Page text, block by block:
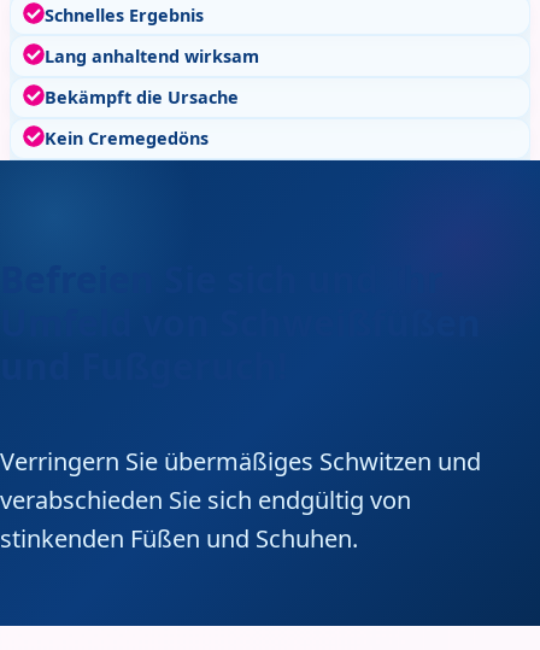
Schnelles Ergebnis
Lang anhaltend wirksam
Bekämpft die Ursache
Kein Cremegedöns
Verringern Sie übermäßiges Schwitzen und
verabschieden Sie sich endgültig von
stinkenden Füßen und Schuhen.